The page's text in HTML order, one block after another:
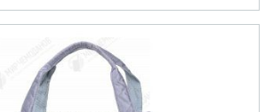
Рюкзаки
Рюкзаки городские
Рюкзаки школьные
Рюкзаки подростковые